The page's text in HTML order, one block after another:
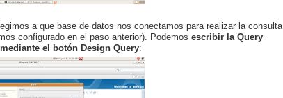
a que base de datos nos conectamos para realizar la consulta
configurado en el paso anterior). Podemos escribir la Query
el botón Design Query: